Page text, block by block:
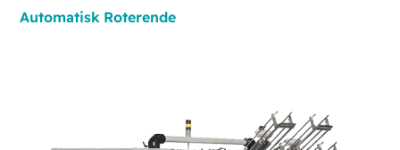
Automatisk Roterende